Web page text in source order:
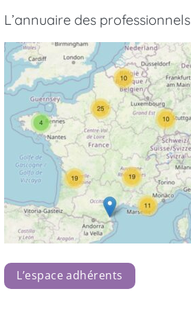
L’annuaire des professionnels
L’espace adhérents